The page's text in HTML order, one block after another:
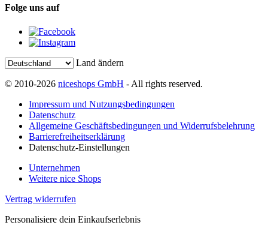
Folge uns auf
Land ändern
© 2010-2026 niceshops GmbH - All rights reserved.
Impressum und Nutzungsbedingungen
Datenschutz
Allgemeine Geschäftsbedingungen und Widerrufsbelehrung
Barrierefreiheitserklärung
Datenschutz-Einstellungen
Unternehmen
Weitere nice Shops
Vertrag widerrufen
Personalisiere dein Einkaufserlebnis